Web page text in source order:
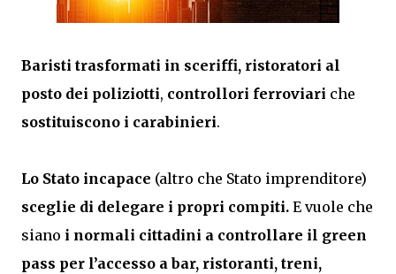
Baristi trasformati in sceriffi, ristoratori al
posto dei poliziotti, controllori ferroviari che
sostituiscono i carabinieri.
Lo Stato incapace (altro che Stato imprenditore)
sceglie di delegare i propri compiti. E vuole che
siano i normali cittadini a controllare il green
pass per l’accesso a bar, ristoranti, treni,